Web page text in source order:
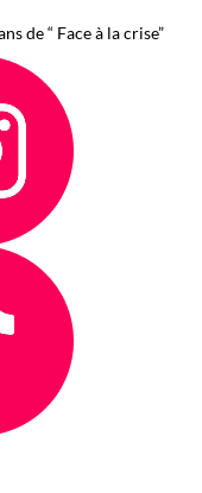
de “ Face à la crise”